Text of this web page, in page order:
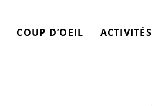
COUP D’OEIL ACTIVITÉS